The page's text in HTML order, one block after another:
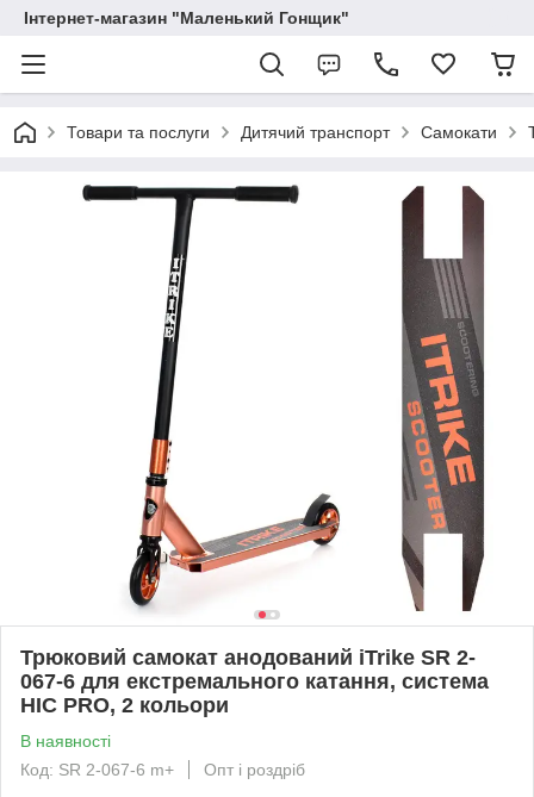
Інтернет-магазин "Маленький Гонщик"
Товари та послуги Дитячий транспорт Самокати
Трюковий самокат анодований iTrike SR 2-
067-6 для екстремального катання, система
HIC PRO, 2 кольори
В наявності
Код: SR 2-067-6 m+
Опт і роздріб